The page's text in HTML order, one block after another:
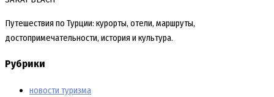
Путешествия по Турции: курорты, отели, маршруты,
достопримечательности, история и культура.
Рубрики
новости туризма